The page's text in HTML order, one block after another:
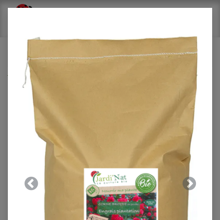
Tous les produits
Précedent Suivant